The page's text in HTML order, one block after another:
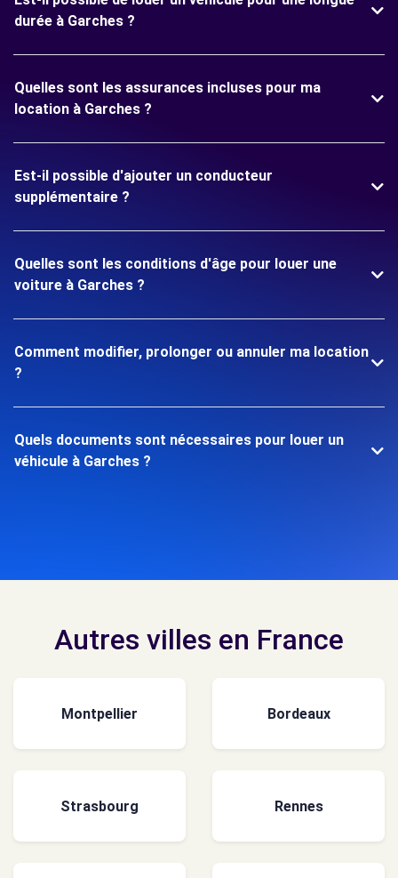
durée à Garches ?
Quelles sont les assurances incluses pour ma
location à Garches ?
Est-il possible d'ajouter un conducteur
supplémentaire ?
Quelles sont les conditions d'âge pour louer une
voiture à Garches ?
Comment modifier, prolonger ou annuler ma location
?
Quels documents sont nécessaires pour louer un
véhicule à Garches ?
Autres villes en France
Montpellier Bordeaux
Strasbourg Rennes